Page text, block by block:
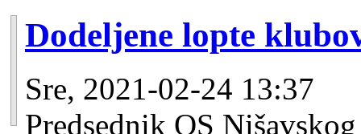
Dodeljene lopte
Sre, 2021-02-24 13:37
Predsednik OS